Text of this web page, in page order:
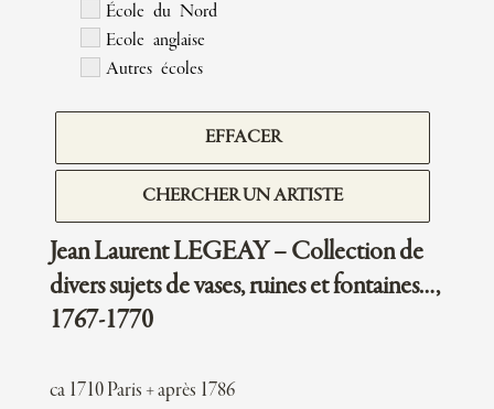
École du Nord
Ecole anglaise
Autres écoles
EFFACER
CHERCHER UN ARTISTE
Jean Laurent LEGEAY – Collection de
divers sujets de vases, ruines et fontaines…,
1767-1770
ca 1710 Paris + après 1786